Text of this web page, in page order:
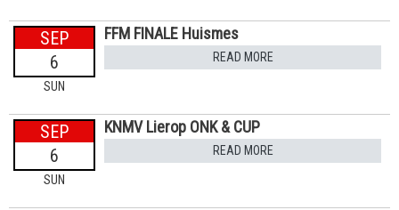
SEP
6
SUN
FFM FINALE Huismes
READ MORE
SEP
6
SUN
KNMV Lierop ONK & CUP
READ MORE